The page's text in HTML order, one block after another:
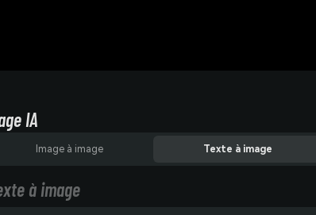
IA
Image à image Texte à image
à image